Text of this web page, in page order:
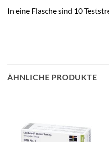
In eine Flasche sind 10
ÄHNLICHE PRODUKTE